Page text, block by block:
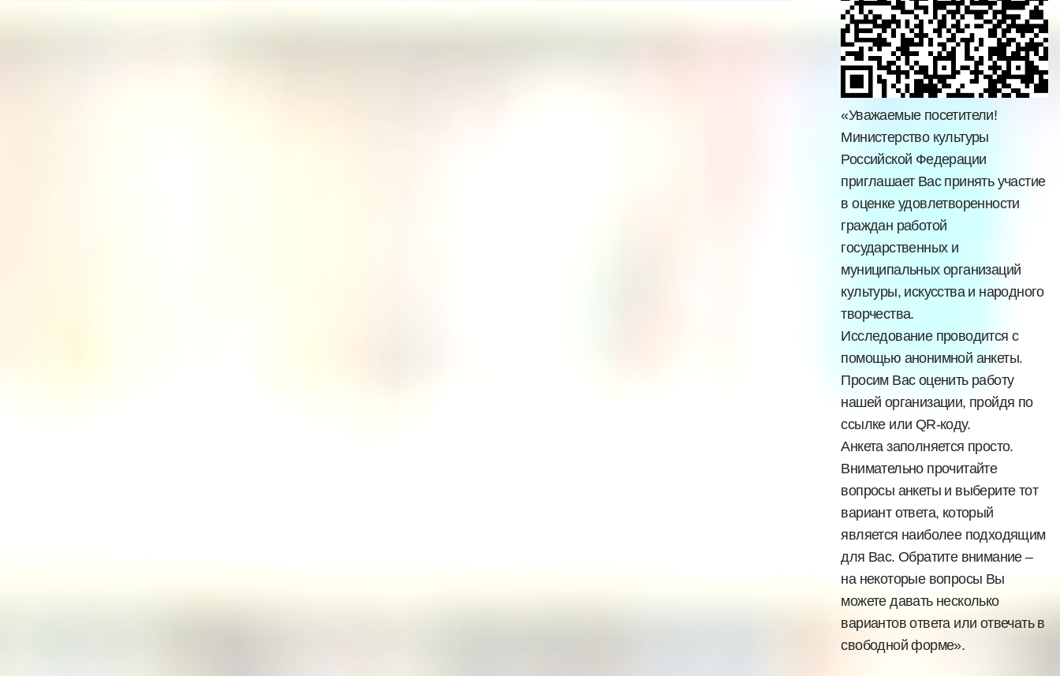
«Уважаемые посетители!
Министерство культуры
Российской Федерации
приглашает Вас принять участие
в оценке удовлетворенности
граждан работой
государственных и
муниципальных организаций
культуры, искусства и народного
творчества.
Исследование проводится с
помощью анонимной анкеты.
Просим Вас оценить работу
нашей организации, пройдя по
ссылке или QR-коду.
Анкета заполняется просто.
Внимательно прочитайте
вопросы анкеты и выберите тот
вариант ответа, который
является наиболее подходящим
для Вас. Обратите внимание –
на некоторые вопросы Вы
можете давать несколько
вариантов ответа или отвечать в
свободной форме».